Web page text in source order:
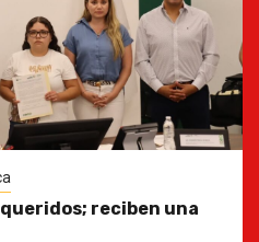
reciben una